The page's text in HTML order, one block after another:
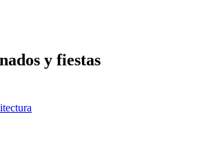
y fiestas